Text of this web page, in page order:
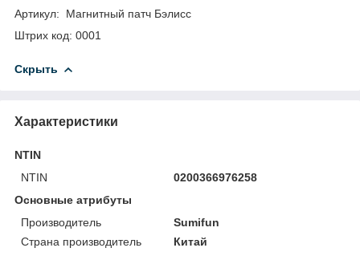
Артикул: Магнитный патч Бэлисс
Штрих код: 0001
Скрыть
Характеристики
NTIN
NTIN
0200366976258
Основные атрибуты
Производитель
Sumifun
Страна производитель
Китай